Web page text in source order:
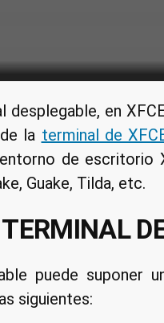
en
la terminal de
de escritorio
Guake, Tilda, etc.
puede suponer
siguientes: